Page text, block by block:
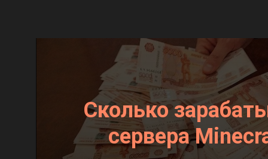
Сколько
сервера